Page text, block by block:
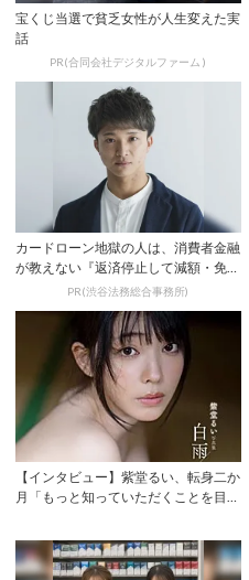
宝くじ当選で貧乏女性が人生変えた実
話
PR(合同会社デジタルファーム )
カードローン地獄の人は、消費者金融
が教えない『返済停止して減額・免除
する方法』で...PR(渋谷法務総合事務所)
【インタビュー】紫堂るい、転身二か
月「もっと知っていただくことを目標